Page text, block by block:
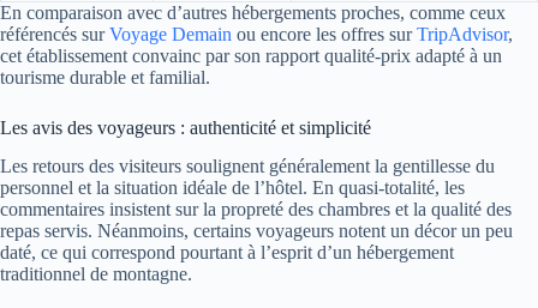
En comparaison avec d’autres hébergements proches, comme ceux
référencés surVoyage Demain ou encore les offres surTripAdvisor,
cet établissement convainc par son rapport qualité-prix adapté à un
tourisme durable et familial.
Les avis des voyageurs : authenticité et simplicité
Les retours des visiteurs soulignent généralement la gentillesse du
personnel et la situation idéale de l’hôtel. En quasi-totalité, les
commentaires insistent sur la propreté des chambres et la qualité des
repas servis. Néanmoins, certains voyageurs notent un décor un peu
daté, ce qui correspond pourtant à l’esprit d’un hébergement
traditionnel de montagne.